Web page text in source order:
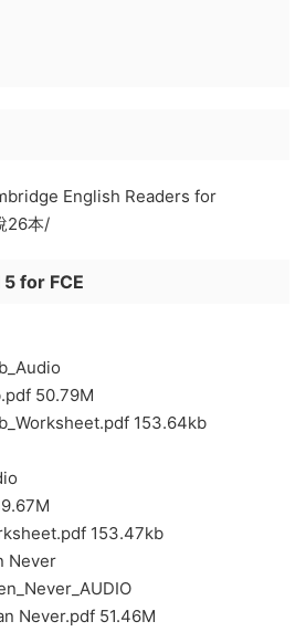
English Readers for
26本/
for FCE
50.79M
153.64kb
153.47kb
Never
Never.pdf 51.46M